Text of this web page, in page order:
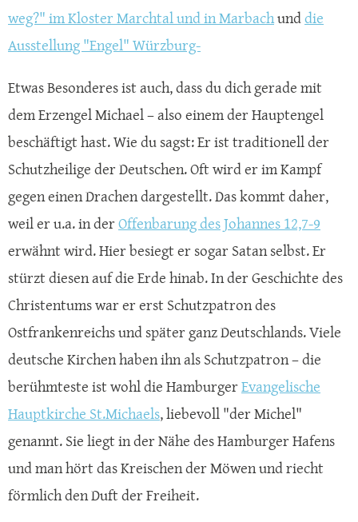
weg?" im Kloster Marchtal und in Marbachunddie
Ausstellung "Engel" Würzburg-
Etwas Besonderes ist auch, dass du dich gerade mit
dem Erzengel Michael – also einem der Hauptengel
beschäftigt hast. Wie du sagst: Er ist traditionell der
Schutzheilige der Deutschen. Oft wird er im Kampf
gegen einen Drachen dargestellt. Das kommt daher,
weil er u.a. in derOffenbarung des Johannes 12,7-9
erwähnt wird. Hier besiegt er sogar Satan selbst. Er
stürzt diesen auf die Erde hinab. In der Geschichte des
Christentums war er erst Schutzpatron des
Ostfrankenreichs und später ganz Deutschlands. Viele
deutsche Kirchen haben ihn als Schutzpatron – die
berühmteste ist wohl die HamburgerEvangelische
Hauptkirche St.Michaels, liebevoll "der Michel"
genannt. Sie liegt in der Nähe des Hamburger Hafens
und man hört das Kreischen der Möwen und riecht
förmlich den Duft der Freiheit.